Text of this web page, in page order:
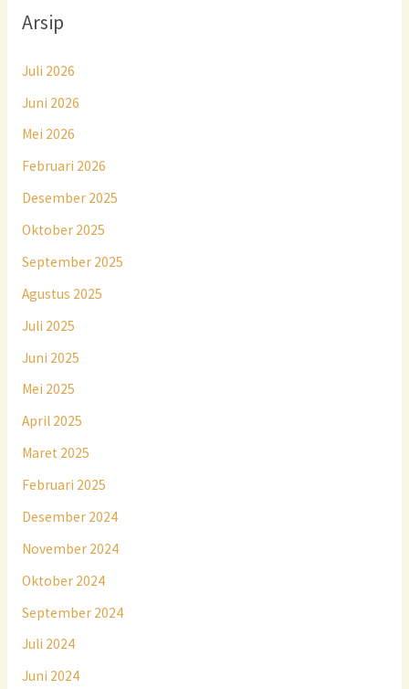
Arsip
Juli 2026
Juni 2026
Mei 2026
Februari 2026
Desember 2025
Oktober 2025
September 2025
Agustus 2025
Juli 2025
Juni 2025
Mei 2025
April 2025
Maret 2025
Februari 2025
Desember 2024
November 2024
Oktober 2024
September 2024
Juli 2024
Juni 2024